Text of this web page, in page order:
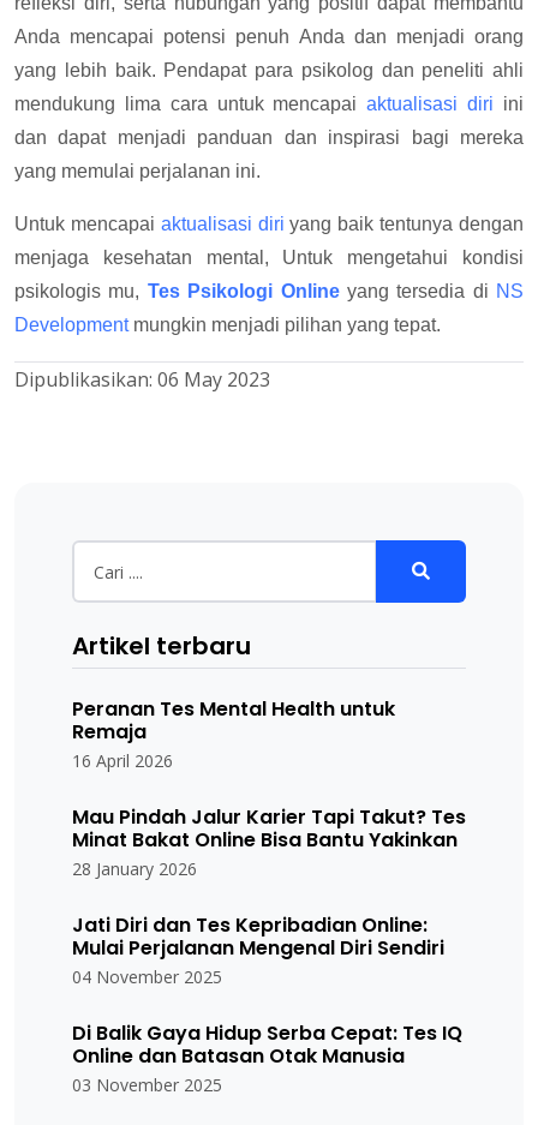
Anda mencapai potensi penuh Anda dan menjadi orang
yang lebih baik. Pendapat para psikolog dan peneliti ahli
mendukung lima cara untuk mencapaiaktualisasi diri ini
dan dapat menjadi panduan dan inspirasi bagi mereka
yang memulai perjalanan ini.
Untuk mencapai aktualisasi diri yang baik tentunya dengan
menjaga kesehatan mental, Untuk mengetahui kondisi
psikologis mu, Tes Psikologi Onlineyang tersedia di NS
Developmentmungkin menjadi pilihan yang tepat.
Dipublikasikan: 06 May 2023
Artikel terbaru
Peranan Tes Mental Health untuk
Remaja
16 April 2026
Mau Pindah Jalur Karier Tapi Takut? Tes
Minat Bakat Online Bisa Bantu Yakinkan
28 January 2026
Jati Diri dan Tes Kepribadian Online:
Mulai Perjalanan Mengenal Diri Sendiri
04 November 2025
Di Balik Gaya Hidup Serba Cepat: Tes IQ
Online dan Batasan Otak Manusia
03 November 2025